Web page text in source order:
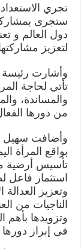
تجري
ستجرى
دول العالم و
لتعزيز
وأشارت رئيسة
تأتي لحاجة
والمساندة،
من دورها
وأضافت سهيل
بواقع المرأة
تأسيس أرضية
استثمار فاعل
وتعزيز العدالة
الناجيات من
وتزويدها بأهم
فى إبراز